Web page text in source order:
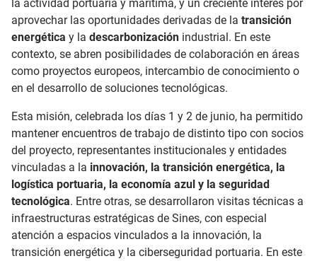
la actividad portuaria y marítima, y un creciente interés por
aprovechar las oportunidades derivadas de la transición
energética y la descarbonización industrial. En este
contexto, se abren posibilidades de colaboración en áreas
como proyectos europeos, intercambio de conocimiento o
en el desarrollo de soluciones tecnológicas.
Esta misión, celebrada los días 1 y 2 de junio, ha permitido
mantener encuentros de trabajo de distinto tipo con socios
del proyecto, representantes institucionales y entidades
vinculadas a la innovación, la transición energética, la
logística portuaria, la economía azul y la seguridad
tecnológica. Entre otras, se desarrollaron visitas técnicas a
infraestructuras estratégicas de Sines, con especial
atención a espacios vinculados a la innovación, la
transición energética y la ciberseguridad portuaria. En este